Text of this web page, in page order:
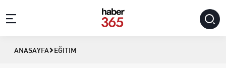
ANASAYFA EĞITIM